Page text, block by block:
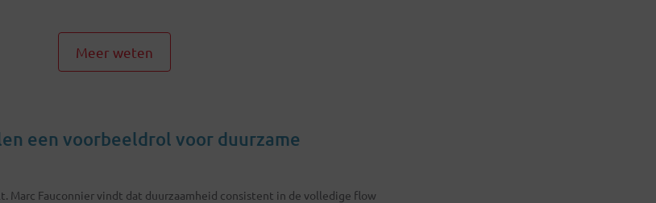
Meer weten
een voorbeeldrol voor duurzame
Marc Fauconnier vindt dat duurzaamheid consistent in de volledige flow